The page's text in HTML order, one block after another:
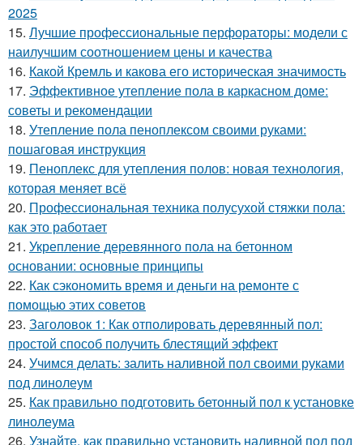
2025
15. Лучшие профессиональные перфораторы: модели с
наилучшим соотношением цены и качества
16. Какой Кремль и какова его историческая значимость
17. Эффективное утепление пола в каркасном доме:
советы и рекомендации
18. Утепление пола пеноплексом своими руками:
пошаговая инструкция
19. Пеноплекс для утепления полов: новая технология,
которая меняет всё
20. Профессиональная техника полусухой стяжки пола:
как это работает
21. Укрепление деревянного пола на бетонном
основании: основные принципы
22. Как сэкономить время и деньги на ремонте с
помощью этих советов
23. Заголовок 1: Как отполировать деревянный пол:
простой способ получить блестящий эффект
24. Учимся делать: залить наливной пол своими руками
под линолеум
25. Как правильно подготовить бетонный пол к установке
линолеума
26. Узнайте, как правильно установить наливной пол под